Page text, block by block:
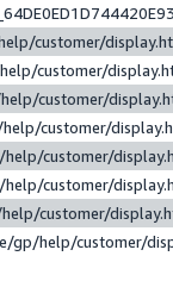
customer/
customer/
customer/
customer/
customer/
customer/
customer/
gp/help/customer/